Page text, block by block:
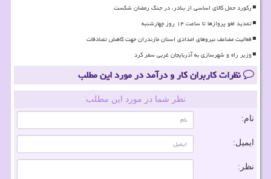
رکورد حمل کالای اساسی از بنادر، در جنگ رمضان شکست
تمدید لغو پروازها تا ساعت ۱۴ روز چهارشنبه
فعالیت مضاعف نیروهای امدادی استان مازندران جهت کاهش تصادفات
وزیر راه و شهرسازی به آذربایجان غربی سفر کرد
نظرات کاربران کار و درآمد در مورد این مطلب
نظر شما در مورد این مطلب
نام:
ایمیل:
نظر: